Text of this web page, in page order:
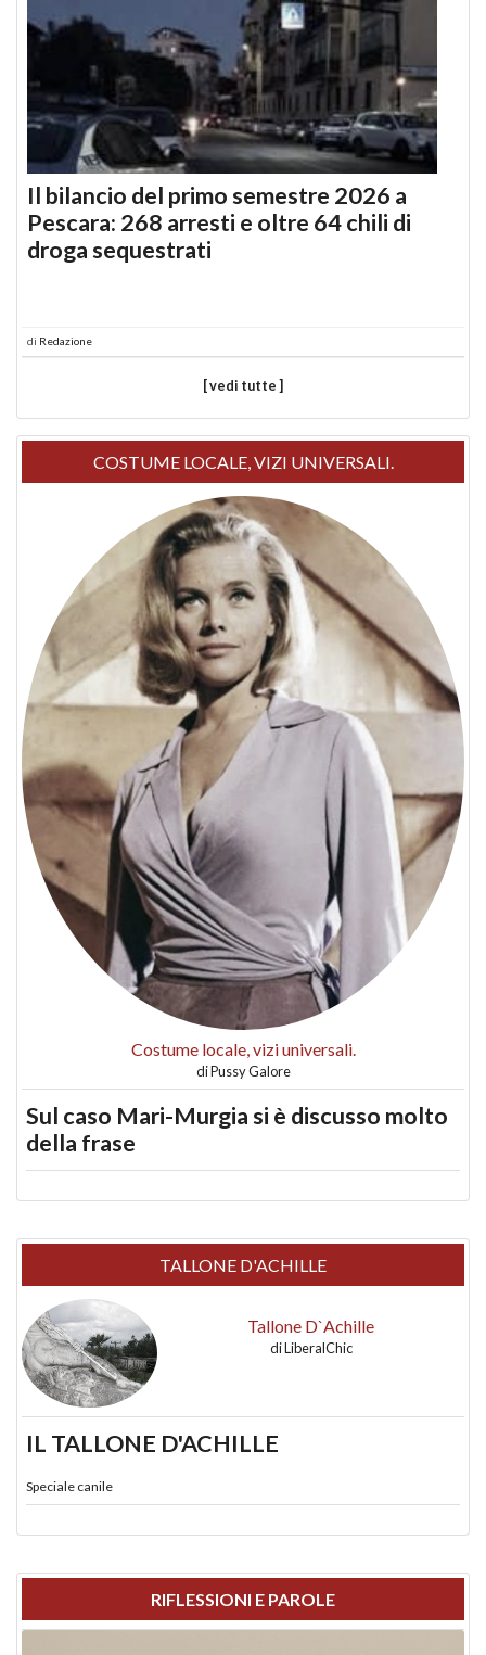
Il bilancio del primo semestre 2026 a
Pescara: 268 arresti e oltre 64 chili di
droga sequestrati
di Redazione
[ vedi tutte ]
COSTUME LOCALE, VIZI UNIVERSALI.
Costume locale, vizi universali.
diPussy Galore
Sul caso Mari-Murgia si è discusso molto
della frase
TALLONE D'ACHILLE
Tallone D`Achille
diLiberalChic
IL TALLONE D'ACHILLE
Speciale canile
RIFLESSIONI E PAROLE